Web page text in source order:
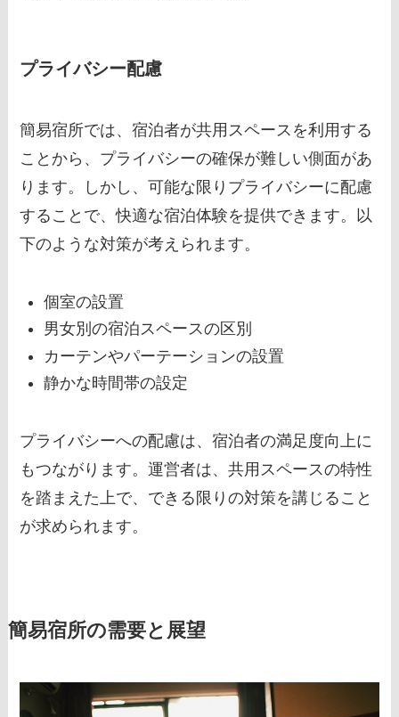
プライバシー配慮
簡易宿所では、宿泊者が共用スペースを利用する
ことから、プライバシーの確保が難しい側面があ
ります。しかし、可能な限りプライバシーに配慮
することで、快適な宿泊体験を提供できます。以
下のような対策が考えられます。
個室の設置
男女別の宿泊スペースの区別
カーテンやパーテーションの設置
静かな時間帯の設定
プライバシーへの配慮は、宿泊者の満足度向上に
もつながります。運営者は、共用スペースの特性
を踏まえた上で、できる限りの対策を講じること
が求められます。
簡易宿所の需要と展望